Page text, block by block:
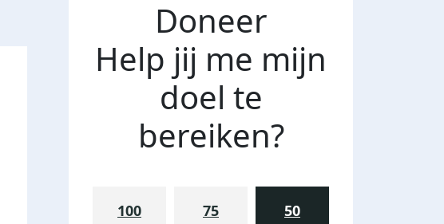
Doneer
Help jij me mijn
doel te
bereiken?
100 75 50